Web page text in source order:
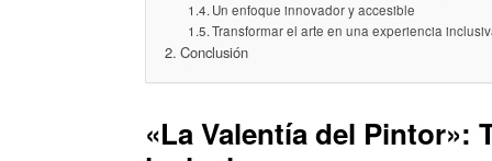
Un enfoque innovador y accesible
Transformar el arte en una experiencia
Conclusión
«La Valentía del Pintor»: